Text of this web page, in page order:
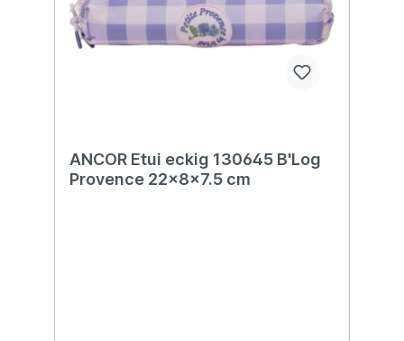
ANCOR Etui eckig 130645 B'Log
Provence 22x8x7.5 cm